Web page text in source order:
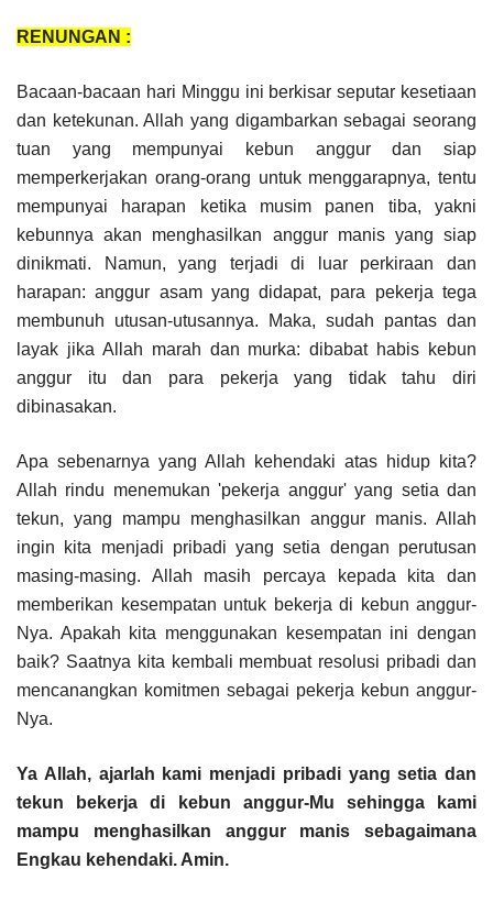
RENUNGAN :
Bacaan-bacaan hari Minggu ini berkisar seputar kesetiaan
dan ketekunan. Allah yang digambarkan sebagai seorang
tuan yang mempunyai kebun anggur dan siap
memperkerjakan orang-orang untuk menggarapnya, tentu
mempunyai harapan ketika musim panen tiba, yakni
kebunnya akan menghasilkan anggur manis yang siap
dinikmati. Namun, yang terjadi di luar perkiraan dan
harapan: anggur asam yang didapat, para pekerja tega
membunuh utusan-utusannya. Maka, sudah pantas dan
layak jika Allah marah dan murka: dibabat habis kebun
anggur itu dan para pekerja yang tidak tahu diri
dibinasakan.
Apa sebenarnya yang Allah kehendaki atas hidup kita?
Allah rindu menemukan 'pekerja anggur' yang setia dan
tekun, yang mampu menghasilkan anggur manis. Allah
ingin kita menjadi pribadi yang setia dengan perutusan
masing-masing. Allah masih percaya kepada kita dan
memberikan kesempatan untuk bekerja di kebun anggur-
Nya. Apakah kita menggunakan kesempatan ini dengan
baik? Saatnya kita kembali membuat resolusi pribadi dan
mencanangkan komitmen sebagai pekerja kebun anggur-
Nya.
Ya Allah, ajarlah kami menjadi pribadi yang setia dan
tekun bekerja di kebun anggur-Mu sehingga kami
mampu menghasilkan anggur manis sebagaimana
Engkau kehendaki. Amin.